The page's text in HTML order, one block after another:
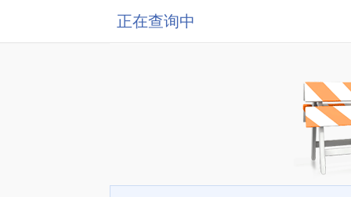
正在查询中